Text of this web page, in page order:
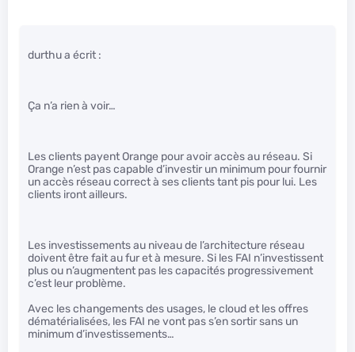
durthu a écrit :
Ça n’a rien à voir…
Les clients payent Orange pour avoir accès au réseau. Si
Orange n’est pas capable d’investir un minimum pour fournir
un accès réseau correct à ses clients tant pis pour lui. Les
clients iront ailleurs.
Les investissements au niveau de l’architecture réseau
doivent être fait au fur et à mesure. Si les FAI n’investissent
plus ou n’augmentent pas les capacités progressivement
c’est leur problème.
Avec les changements des usages, le cloud et les offres
dématérialisées, les FAI ne vont pas s’en sortir sans un
minimum d’investissements…